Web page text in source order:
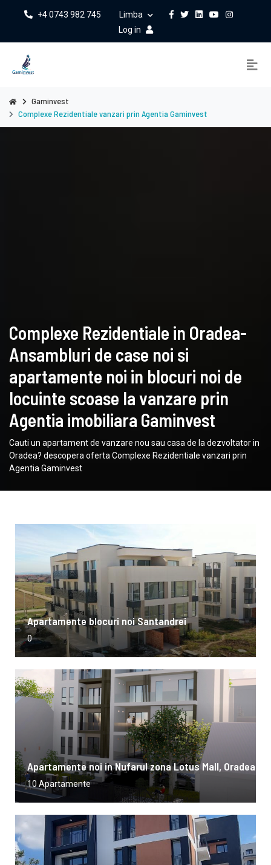
+4 0743 982 745
Limba
Log in
Gaminvest
Complexe Rezidentiale vanzari prin Agentia Gaminvest
Complexe Rezidentiale in Oradea-
Ansambluri de case noi si
apartamente noi in blocuri noi de
locuinte scoase la vanzare prin
Agentia imobiliara Gaminvest
Cauti un apartament de vanzare nou sau casa de la dezvoltator in
Oradea? descopera oferta Complexe Rezidentiale vanzari prin
Agentia Gaminvest
Apartamente blocuri noi Santandrei
0
Apartamente noi in Nufarul zona Lotus Mall, Oradea
10 Apartamente